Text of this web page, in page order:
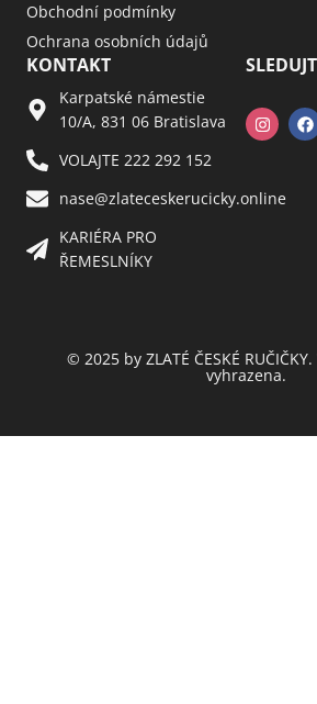
Obchodní podmínky
Ochrana osobních údajů
KONTAKT
Karpatské námestie
10/A, 831 06 Bratislava
VOLAJTE 222 292 152
nase@zlateceskerucicky.online
KARIÉRA PRO
ŘEMESLNÍKY
© 2025 by ZLATÉ ČESKÉ
vyhrazena.